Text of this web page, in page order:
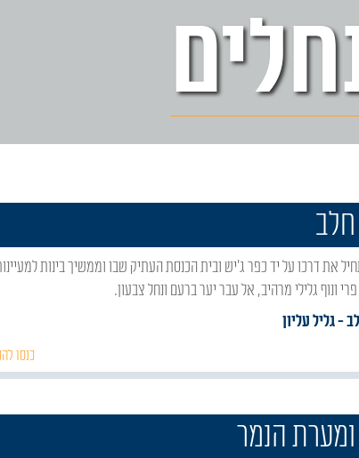
ונוף גלילי מרהיב, אל עבר יער ברעם ונחל צבעון.
- גליל עליון
כנסו
הנמר